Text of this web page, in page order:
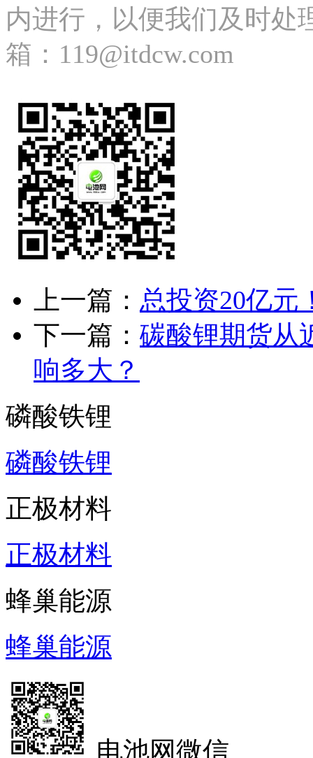
内进行，以便我们及时处
箱：119@itdcw.com
上一篇： 总投资20亿元
下一篇： 碳酸锂期货从
响多大？
磷酸铁锂
磷酸铁锂
正极材料
正极材料
蜂巢能源
蜂巢能源
电池网微信